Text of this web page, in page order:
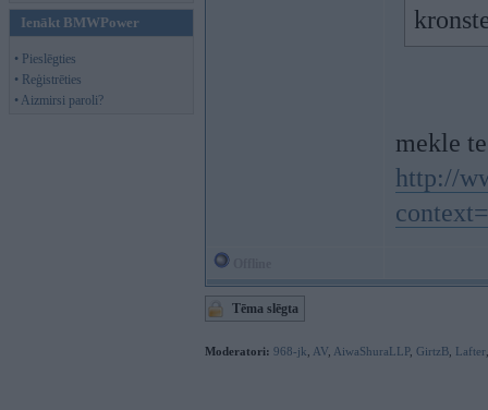
Ienākt BMWPower
• Pieslēgties
• Reģistrēties
• Aizmirsi paroli?
mekle te
http://
Tēma slēgta
Moderatori: 968-jk AV AiwaShuraLLP, GirtzB Lafter